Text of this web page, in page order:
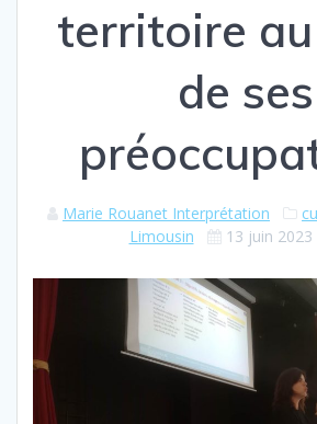
territoire
de ses
Marie Rouanet Interprétation
Limousin
13 juin 2023